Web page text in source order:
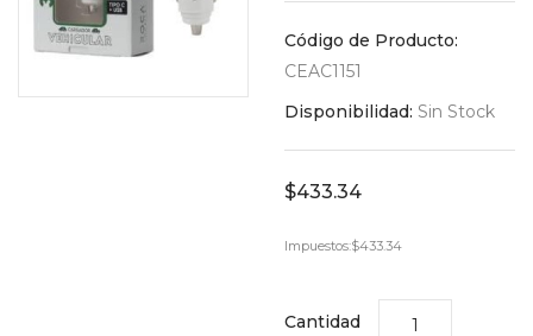
Código de Producto:
CEAC1151
Disponibilidad: Sin Stock
$433.34
Impuestos:$433.34
Cantidad